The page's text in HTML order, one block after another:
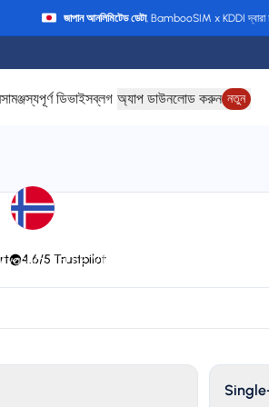
জাপান আনলিমিটেড ডেটা, BambooSIM x KDDI দ্বারা
সামঞ্জস্যপূর্ণ ডিভাইসব্লগ অ্যাপ ডাউনলোড করুন নতুন
নরওয়ে-এর
TELE2, VIPnet, cyta, O2, Vodafone, 3
4.6/5 Trustpilot